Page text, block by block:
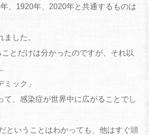
年、1920年、2020年と共通するものは
した。
とだけは分かったのですが、それ以
ミック」
て、感染症が世界中に広がることでし
ということはわかっても、他はすぐ頭